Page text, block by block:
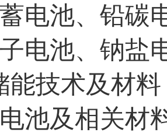
电池、铅碳
电池、钠盐
能技术及材料
池及相关材